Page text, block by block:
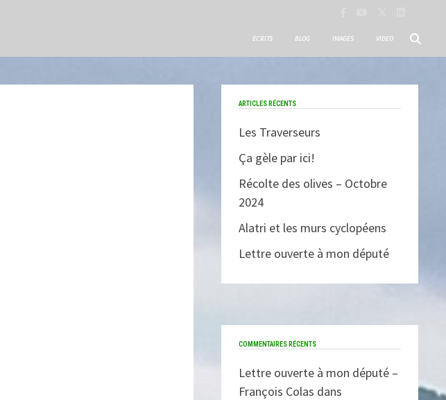
ECRITS BLOG IMAGES VIDEO
ARTICLES RÉCENTS
Les Traverseurs
Ça gèle par ici!
Récolte des olives – Octobre
2024
Alatri et les murs cyclopéens
Lettre ouverte à mon député
COMMENTAIRES RÉCENTS
Lettre ouverte à mon député –
François Colas dans